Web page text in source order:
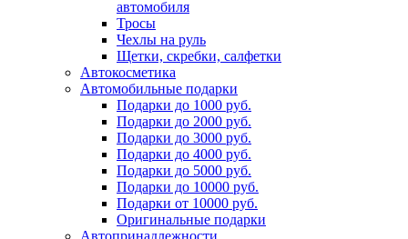
автомобиля
Тросы
Чехлы на руль
Щетки, скребки, салфетки
Автокосметика
Автомобильные подарки
Подарки до 1000 руб.
Подарки до 2000 руб.
Подарки до 3000 руб.
Подарки до 4000 руб.
Подарки до 5000 руб.
Подарки до 10000 руб.
Подарки от 10000 руб.
Оригинальные подарки
Автопринадлежности